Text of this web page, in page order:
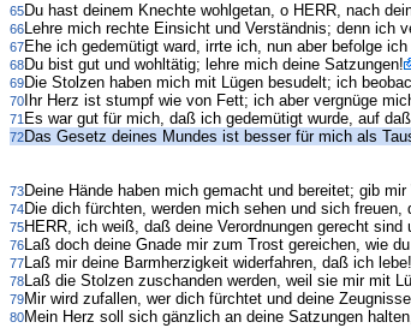
65Du hast deinem Knechte wohlgetan, o HERR, nach
66Lehre mich rechte Einsicht und Verständnis; denn ich
67Ehe ich gedemütigt ward, irrte ich, nun aber befolge
68Du bist gut und wohltätig; lehre mich deine Satzungen!
69Die Stolzen haben mich mit Lügen besudelt; ich
70 Ihr Herz ist stumpf wie von Fett; ich aber vergnüge
71 Es war gut für mich, daß ich gedemütigt wurde, auf
72Das Gesetz deines Mundes ist besser für mich als
73Deine Hände haben mich gemacht und bereitet; gib
74Die dich fürchten, werden mich sehen und sich
75HERR, ich weiß, daß deine Verordnungen gerecht
76Laß doch deine Gnade mir zum Trost gereichen, wie
77Laß mir deine Barmherzigkeit widerfahren, daß ich
78Laß die Stolzen zuschanden werden, weil sie mir mit
79Mir wird zufallen, wer dich fürchtet und deine
80Mein Herz soll sich gänzlich an deine Satzungen